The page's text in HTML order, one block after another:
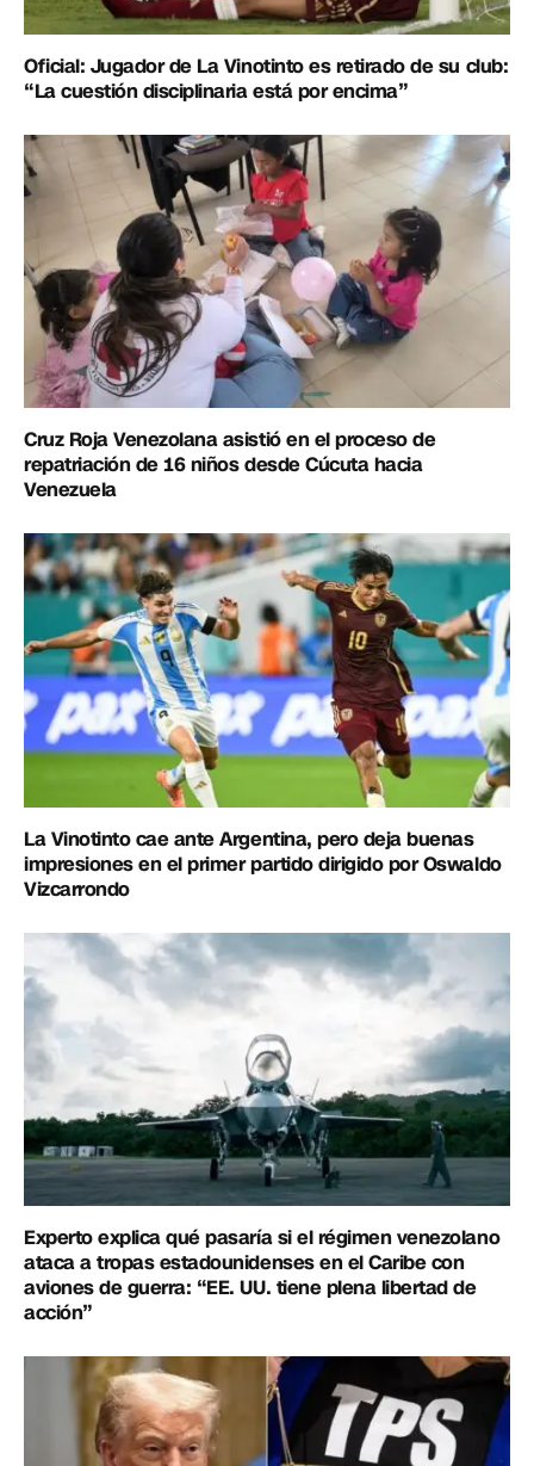
Oficial: Jugador de La Vinotinto es retirado de su club:
“La cuestión disciplinaria está por encima”
Cruz Roja Venezolana asistió en el proceso de
repatriación de 16 niños desde Cúcuta hacia
Venezuela
La Vinotinto cae ante Argentina, pero deja buenas
impresiones en el primer partido dirigido por Oswaldo
Vizcarrondo
Experto explica qué pasaría si el régimen venezolano
ataca a tropas estadounidenses en el Caribe con
aviones de guerra: “EE. UU. tiene plena libertad de
acción”